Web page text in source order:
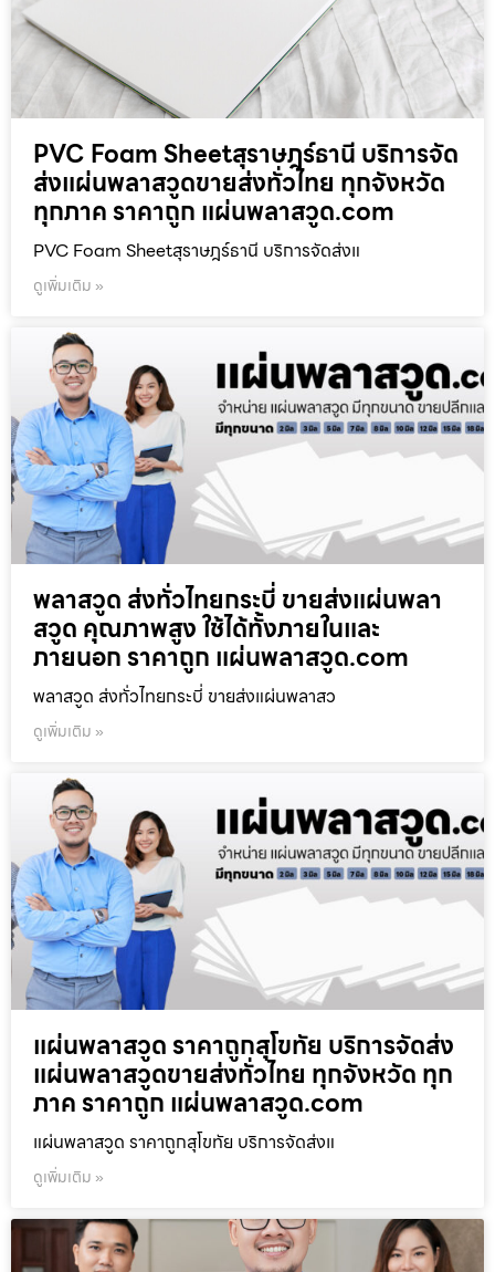
PVC Foam Sheetสุราษฎร์ธานี บริการจัด
ส่งแผ่นพลาสวูดขายส่งทั่วไทย ทุกจังหวัด
ทุกภาค ราคาถูก แผ่นพลาสวูด.com
PVC Foam Sheetสุราษฎร์ธานี บริการจัดส่งแ
ดูเพิ่มเติม »
พลาสวูด ส่งทั่วไทยกระบี่ ขายส่งแผ่นพลา
สวูด คุณภาพสูง ใช้ได้ทั้งภายในและ
ภายนอก ราคาถูก แผ่นพลาสวูด.com
พลาสวูด ส่งทั่วไทยกระบี่ ขายส่งแผ่นพลาสว
ดูเพิ่มเติม »
แผ่นพลาสวูด ราคาถูกสุโขทัย บริการจัดส่ง
แผ่นพลาสวูดขายส่งทั่วไทย ทุกจังหวัด ทุก
ภาค ราคาถูก แผ่นพลาสวูด.com
แผ่นพลาสวูด ราคาถูกสุโขทัย บริการจัดส่งแ
ดูเพิ่มเติม »